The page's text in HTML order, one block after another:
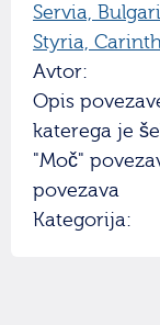
Servia,
Styria,
Avtor:
Opis
katerega je
"Moč"
povezava
Kategorija: